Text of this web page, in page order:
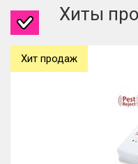
Хиты
Хит продаж